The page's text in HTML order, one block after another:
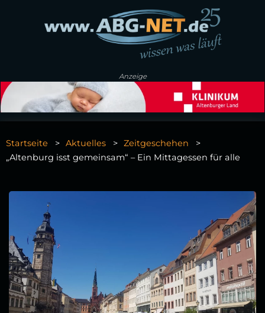
Anzeige
Startseite Aktuelles
Zeitgeschehen
„Altenburg isst gemeinsam“ – Ein Mittagessen für alle